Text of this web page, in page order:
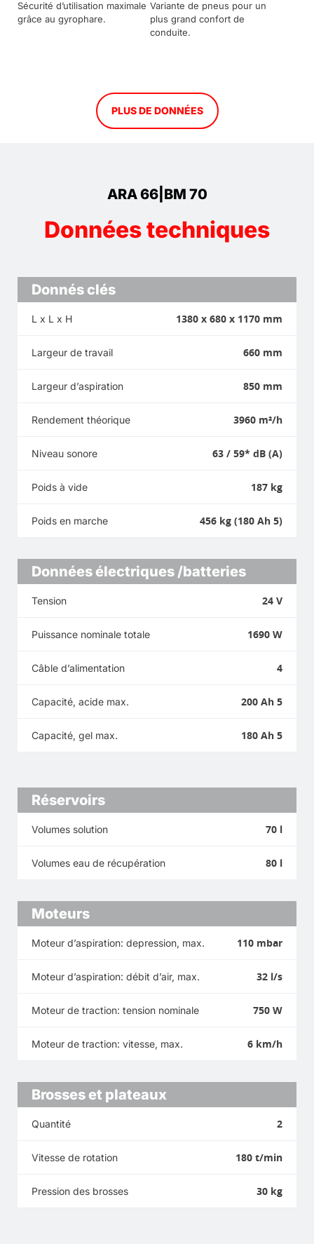
Sécurité d’utilisation maximale
grâce au gyrophare.
Variante de pneus pour un
plus grand confort de
conduite.
PLUS DE DONNÉES
ARA 66|BM 70
Données techniques
Donnés clés
L x L x H 1380 x 680 x 1170 mm
Largeur de travail 660 mm
Largeur d’aspiration 850 mm
Rendement théorique 3960 m²/h
Niveau sonore 63 / 59* dB (A)
Poids à vide 187 kg
Poids en marche 456 kg (180 Ah 5)
Données électriques /batteries
Tension 24 V
Puissance nominale totale 1690 W
Câble d’alimentation 4
Capacité, acide max. 200 Ah 5
Capacité, gel max. 180 Ah 5
Réservoirs
Volumes solution 70 l
Volumes eau de récupération 80 l
Moteurs
Moteur d’aspiration: depression, max. 110 mbar
Moteur d’aspiration: débit d’air, max. 32 l/s
Moteur de traction: tension nominale 750 W
Moteur de traction: vitesse, max. 6 km/h
Brosses et plateaux
Quantité 2
Vitesse de rotation 180 t/min
Pression des brosses 30 kg